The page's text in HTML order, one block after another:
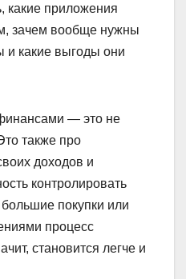
какие приложения
зачем вообще нужны
и какие выгоды они
— это не
также про
доходов и
контролировать
покупки или
процесс
становится легче и